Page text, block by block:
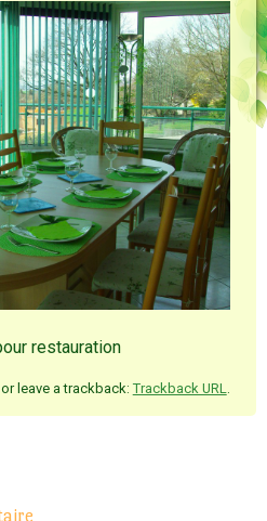
restauration
leave a trackback:Trackback URL.